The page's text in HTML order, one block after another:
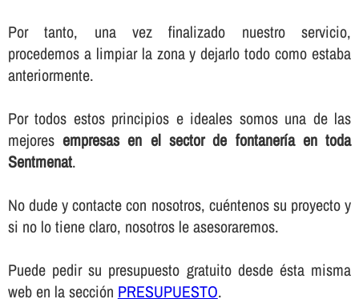
Por tanto, una vez finalizado nuestro servicio,
procedemos a limpiar la zona y dejarlo todo como estaba
anteriormente.
Por todos estos principios e ideales somos una de las
mejoresempresas en el sector de fontanerí­a en toda
Sentmenat.
No dude y contacte con nosotros, cuéntenos su proyecto y
si no lo tiene claro, nosotros le asesoraremos.
Puede pedir su presupuesto gratuito desde ésta misma
web en la sección PRESUPUESTO.